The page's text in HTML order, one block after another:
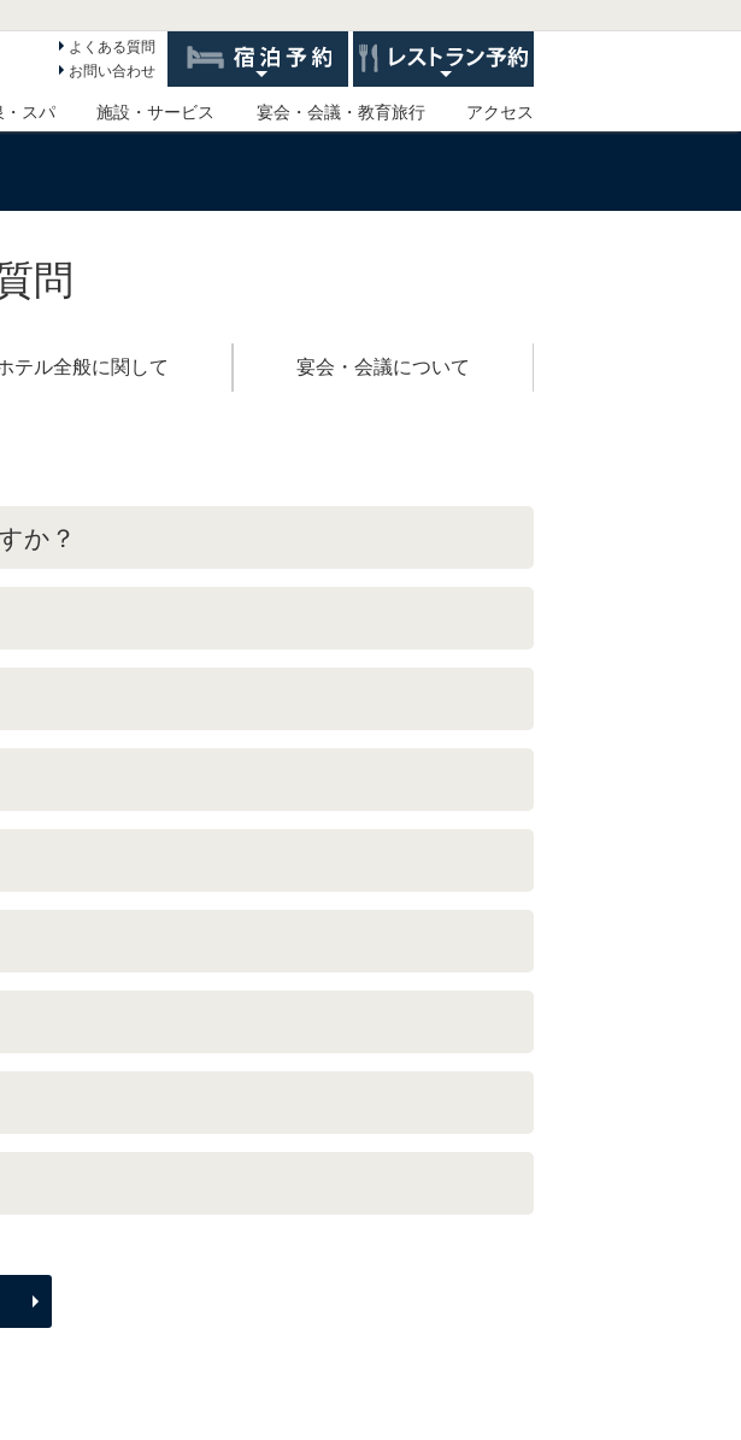
よくある質問
お問い合わせ
・スパ 施設・サービス 宴会・会議・教育旅行 アクセス
問
テル全般に関して 宴会・会議について
か？